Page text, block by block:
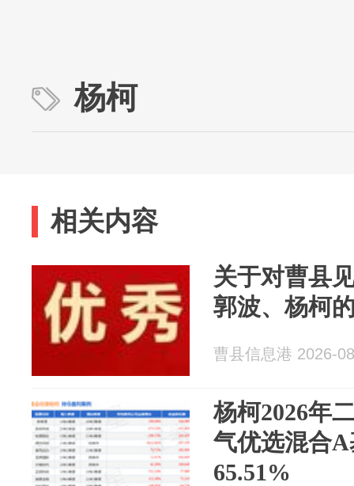
杨柯
相关内容
关于对曹县
郭波、杨柯
曹县信息港 2026-
杨柯2026年
气优选混合
65.51%